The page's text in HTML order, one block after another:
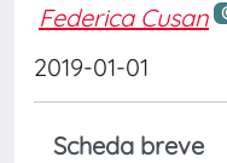
Federica Cusan
2019-01-01
Scheda breve